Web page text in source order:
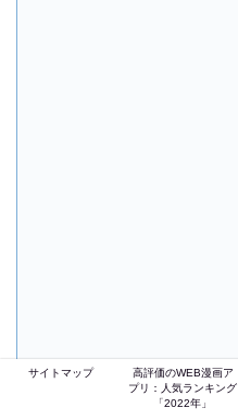
サイトマップ
高評価のWEB漫画ア
プリ：人気ランキング
「2022年」